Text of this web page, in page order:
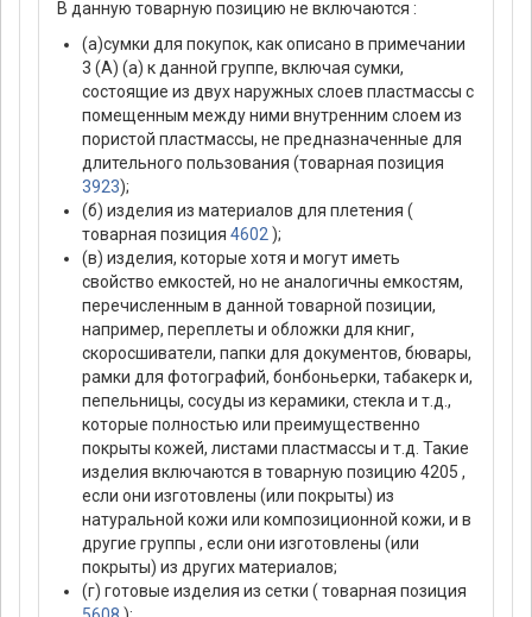
В данную товарную позицию не включаются :
(а)сумки для покупок, как описано в примечании
3 (А) (а) к данной группе, включая сумки,
состоящие из двух наружных слоев пластмассы с
помещенным между ними внутренним слоем из
пористой пластмассы, не предназначенные для
длительного пользования (товарная позиция
3923);
(б) изделия из материалов для плетения (
товарная позиция 4602 );
(в) изделия, которые хотя и могут иметь
свойство емкостей, но не аналогичны емкостям,
перечисленным в данной товарной позиции,
например, переплеты и обложки для книг,
скоросшиватели, папки для документов, бювары,
рамки для фотографий, бонбоньерки, табакерк и,
пепельницы, сосуды из керамики, стекла и т.д.,
которые полностью или преимущественно
покрыты кожей, листами пластмассы и т.д. Такие
изделия включаются в товарную позицию 4205 ,
если они изготовлены (или покрыты) из
натуральной кожи или композиционной кожи, и в
другие группы , если они изготовлены (или
покрыты) из других материалов;
(г) готовые изделия из сетки ( товарная позиция